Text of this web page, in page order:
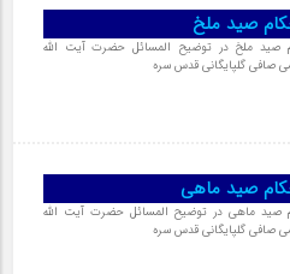
صید ملخ
صید ملخ در توضیح المسائل حضرت آیت الله
صافی گلپایگانی قدس سره
صید ماهی
صید ماهی در توضیح المسائل حضرت آیت الله
صافی گلپایگانی قدس سره